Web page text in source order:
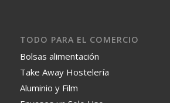
TODO PARA EL COMERCIO
Bolsas alimentación
Take Away Hostelería
Aluminio y Film